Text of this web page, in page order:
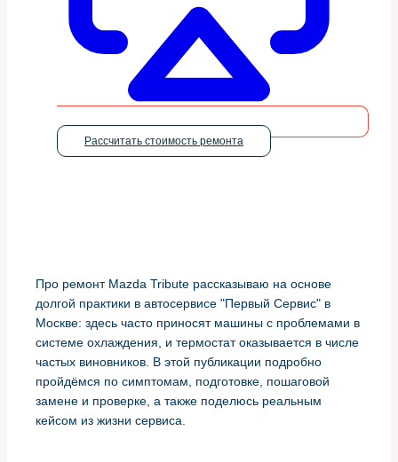
Рассчитать стоимость ремонта
Про ремонт Mazda Tribute рассказываю на основе
долгой практики в автосервисе "Первый Сервис" в
Москве: здесь часто приносят машины с проблемами в
системе охлаждения, и термостат оказывается в числе
частых виновников. В этой публикации подробно
пройдёмся по симптомам, подготовке, пошаговой
замене и проверке, а также поделюсь реальным
кейсом из жизни сервиса.